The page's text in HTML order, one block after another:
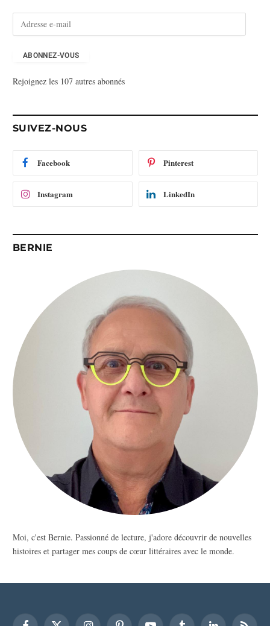
s
-
m
ABONNEZ-VOUS
Rejoignez les 107 autres abonnés
SUIVEZ-NOUS
Facebook Pinterest
Instagram LinkedIn
BERNIE
Moi, c'est Bernie. Passionné de lecture, j'adore découvrir de nouvelles
histoires et partager mes coups de cœur littéraires avec le monde.